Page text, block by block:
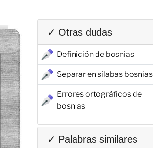
✓ Otras dudas
Definición de bosnias
Separar en sílabas bosnias
Errores ortográficos de
bosnias
✓ Palabras similares